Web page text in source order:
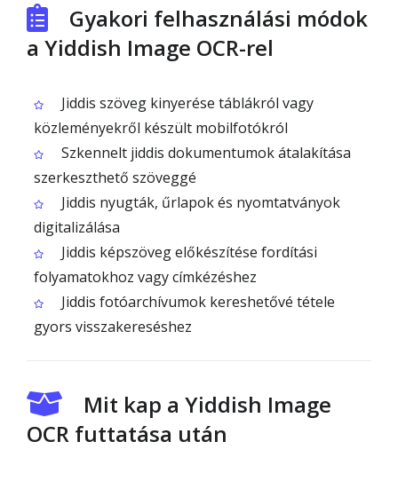
Gyakori felhasználási módok
a Yiddish Image OCR-rel
Jiddis szöveg kinyerése táblákról vagy
közleményekről készült mobilfotókról
Szkennelt jiddis dokumentumok átalakítása
szerkeszthető szöveggé
Jiddis nyugták, űrlapok és nyomtatványok
digitalizálása
Jiddis képszöveg előkészítése fordítási
folyamatokhoz vagy címkézéshez
Jiddis fotóarchívumok kereshetővé tétele
gyors visszakereséshez
Mit kap a Yiddish Image
OCR futtatása után